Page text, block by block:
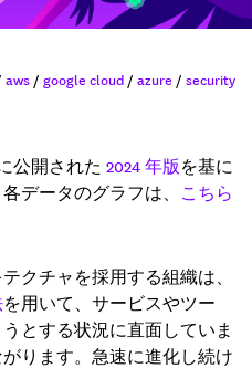
aws / google cloud / azure / security
公開された 2024 年版 を基に
データのグラフは、 こちら
クチャを採用する組織は、
を用いて、サービスやツー
とする状況に直面していま
ります。急速に進化し続け